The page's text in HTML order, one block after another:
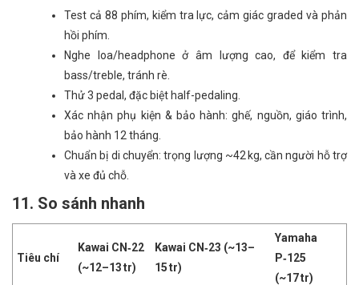
Test cả 88 phím, kiểm tra lực, cảm giác graded và phản
hồi phím.
Nghe loa/headphone ở âm lượng cao, để kiểm tra
bass/treble, tránh rè.
Thử 3 pedal, đặc biệt half-pedaling.
Xác nhận phụ kiện & bảo hành: ghế, nguồn, giáo trình,
bảo hành 12 tháng.
Chuẩn bị di chuyển: trọng lượng ~42 kg, cần người hỗ trợ
và xe đủ chỗ.
11. So sánh nhanh
Tiêu chí
Kawai CN‑22
(~12–13 tr)
Kawai CN‑23 (~13–
15 tr)
Yamaha
P‑125
(~17 tr)